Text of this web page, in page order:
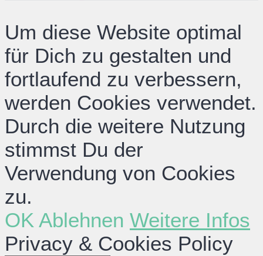
Um diese Website optimal
für Dich zu gestalten und
fortlaufend zu verbessern,
werden Cookies verwendet.
Durch die weitere Nutzung
stimmst Du der
Verwendung von Cookies
zu.
OK Ablehnen Weitere Infos
Privacy & Cookies Policy